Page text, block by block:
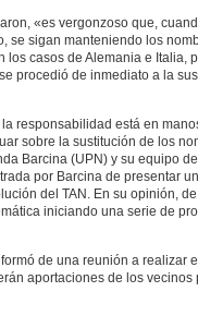
«es vergonzoso que,
se sigan manteniendo los
los casos de Alemania e Italia,
procedió de inmediato a la
responsabilidad está en
sobre la sustitución de los
Barcina (UPN) y su equipo
por Barcina de presentar
del TAN. En su opinión,
iniciando una serie de
de una reunión a realizar
aportaciones de los vecinos